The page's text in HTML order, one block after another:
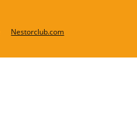
Nestorclub.com